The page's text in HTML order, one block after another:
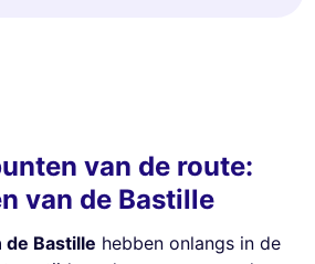
van de route:
van de Bastille
de Bastille hebben onlangs in de